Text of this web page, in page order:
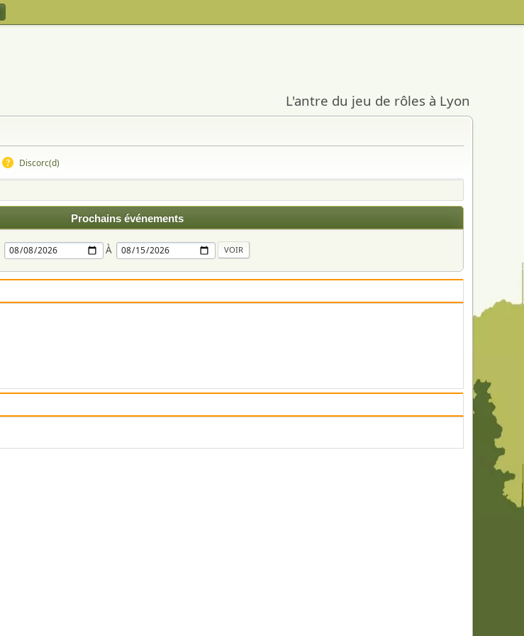
L'antre du jeu de rôles à Lyon
Discorc(d)
Prochains événements
À